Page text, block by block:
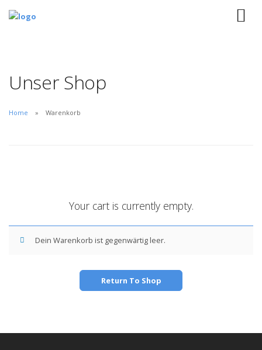
Unser Shop
Home Warenkorb
Your cart is currently empty.
Dein Warenkorb ist gegenwärtig leer.
Return To Shop